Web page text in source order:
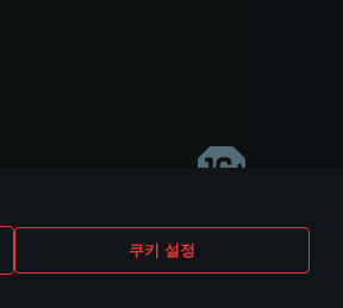
쿠키 설정